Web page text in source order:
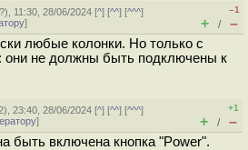
?), 11:30, 28/06/2024 [^] [^^] [^^^]
]
–1
+ / –
любые колонки. Но только с
они не должны быть подключены к
), 23:40, 28/06/2024 [^] [^^] [^^^]
]
+1
+ / –
быть включена кнопка "Power".